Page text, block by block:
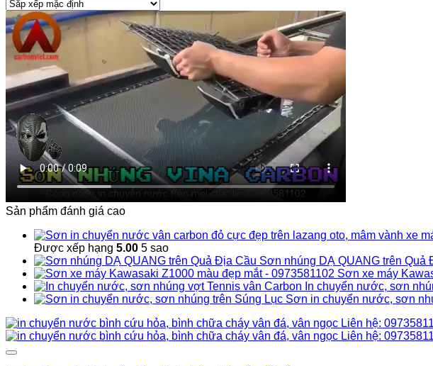
Sản phẩm đánh giá cao
Được xếp hạng 5.00 5 sao
Sơn nhúng DẠ QUANG trên Quả
Sơn xe máy
In chuyển nước, sơn
Sơn in chuyển nước, sơn